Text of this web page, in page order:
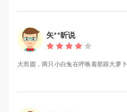
矢**昕说
大而圆，两只小白兔在呼唤着那跟大萝卜